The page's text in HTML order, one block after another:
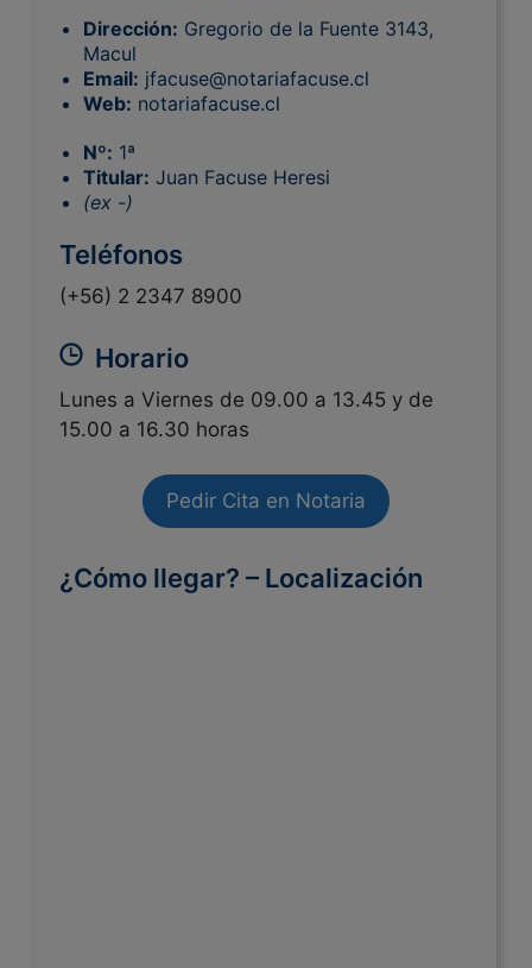
Dirección: Gregorio de la Fuente 3143,
Macul
Email: jfacuse@notariafacuse.cl
Web: notariafacuse.cl
Nº: 1ª
Titular: Juan Facuse Heresi
(ex -)
Teléfonos
(+56) 2 2347 8900
Horario
Lunes a Viernes de 09.00 a 13.45 y de
15.00 a 16.30 horas
Pedir Cita en Notaria
¿Cómo llegar? – Localización